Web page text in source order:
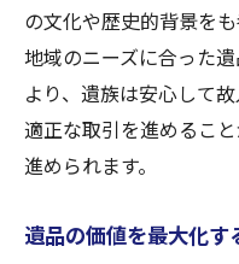
の文化や歴史的背景を
地域のニーズに合った
より、遺族は安心して
適正な取引を進めるこ
進められます。
遺品の価値を最大化す